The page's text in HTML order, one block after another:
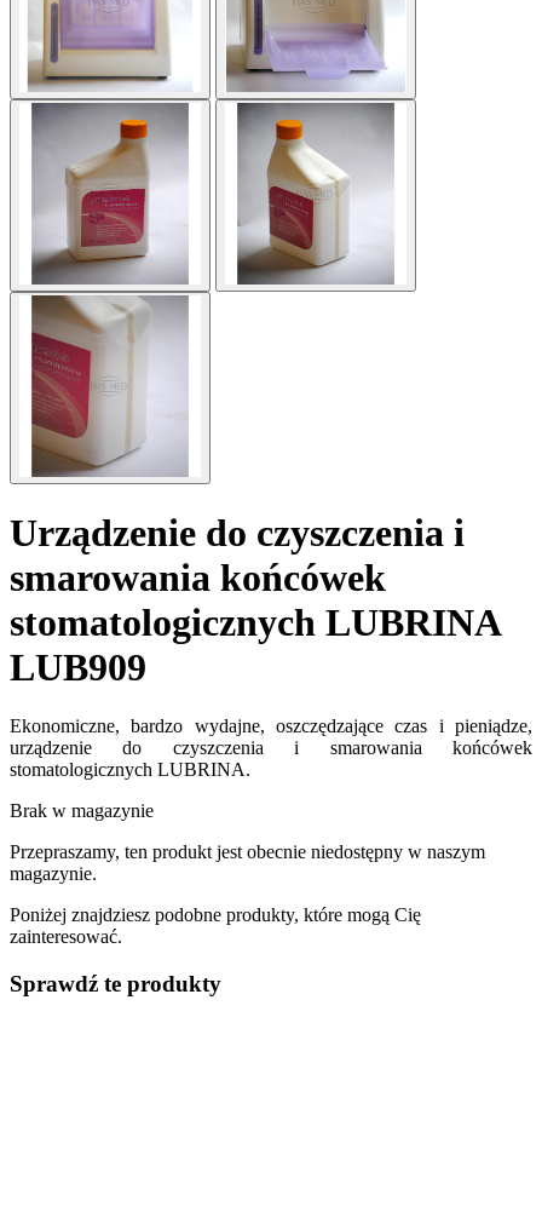
Urządzenie do czyszczenia i
smarowania końcówek
stomatologicznych LUBRINA
LUB909
Ekonomiczne, bardzo wydajne, oszczędzające czas i pieniądze,
urządzenie do czyszczenia i smarowania końcówek
stomatologicznych LUBRINA.
Brak w magazynie
Przepraszamy, ten produkt jest obecnie niedostępny w naszym
magazynie.
Poniżej znajdziesz podobne produkty, które mogą Cię
zainteresować.
Sprawdź te produkty